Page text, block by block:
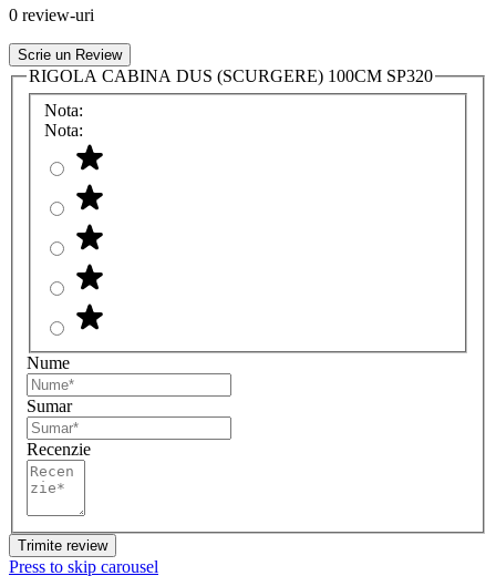
0 review-uri
Scrie un Review
RIGOLA CABINA DUS (SCURGERE) 100CM SP320
Nota:
Nota:
Nume
Sumar
Recenzie
Trimite review
Press to skip carousel